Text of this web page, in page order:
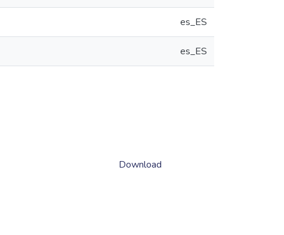
es_ES
es_ES
Download